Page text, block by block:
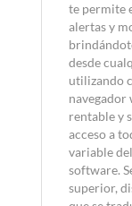
te permite
alertas y
desde
utilizando
navegador
rentable y
acceso a
variable
software.
superior,